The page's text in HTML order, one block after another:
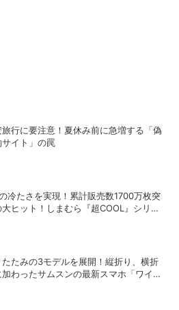
旅行に要注意！夏休み前に急増する「偽
サイト」の罠
冷たさを実現！累計販売数1700万枚突
大ヒット！しまむら『超COOL』シリー
たたみの3モデルを展開！縦折り、横折
加わったサムスンの最新スマホ「ワイド